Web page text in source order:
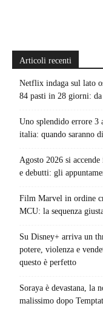
Articoli recenti
Netflix indaga sul lato
84 pasti in 28 giorni: da
Uno splendido errore 3
italia: quando saranno
Agosto 2026 si
e debutti: gli
Film Marvel in ordine
MCU: la sequenza
Su Disney+ arriva un
potere, violenza e
questo è perfetto
Soraya è devastana, la
malissimo dopo